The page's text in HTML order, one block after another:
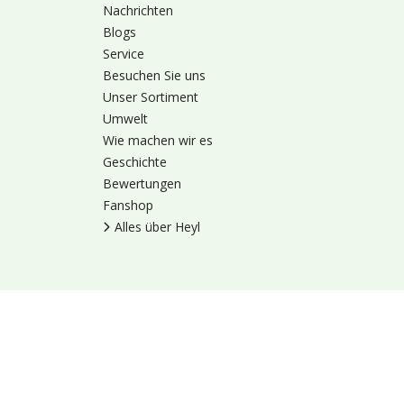
Nachrichten
Blogs
Service
Besuchen Sie uns
Unser Sortiment
Umwelt
Wie machen wir es
Geschichte
Bewertungen
Fanshop
Alles über Heyl